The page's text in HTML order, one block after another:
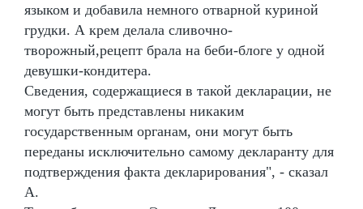
языком и добавила немного отварной куриной
грудки. А крем делала сливочно-
творожный,рецепт брала на беби-блоге у одной
девушки-кондитера.
Сведения, содержащиеся в такой декларации, не
могут быть представлены никаким
государственным органам, они могут быть
переданы исключительно самому декларанту для
подтверждения факта декларирования", - сказал
А.